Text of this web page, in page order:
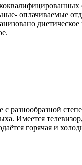
оплачиваемые
разнообразной
Имеется
горячая и